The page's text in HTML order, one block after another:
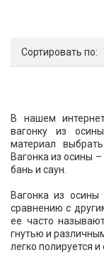
Сортировать по:
В нашем
вагонку из
материал
Вагонка из осины
бань и саун.
Вагонка из осины
сравнению с
ее часто
гнутью и
легко полируется и